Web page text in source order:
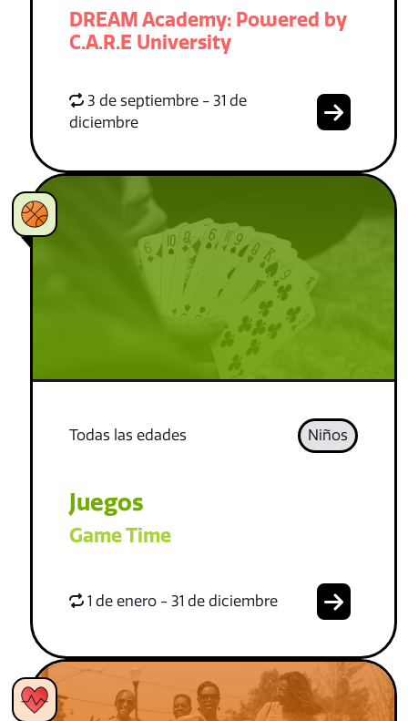
DREAM Academy: Powered by
C.A.R.E University
3 de septiembre - 31 de
diciembre
Todas las edades Niños
Juegos
Game Time
1 de enero - 31 de diciembre